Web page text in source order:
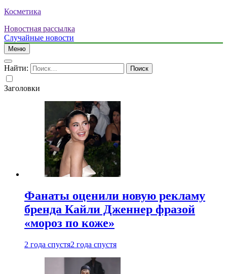
Косметика
Новостная рассылка
Случайные новости
Меню
Найти:
Заголовки
Фанаты оценили новую рекламу
бренда Кайли Дженнер фразой
«мороз по коже»
2 года спустя2 года спустя